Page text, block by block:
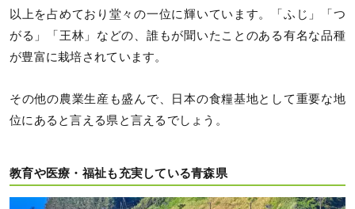
以上を占めており堂々の一位に輝いています。「ふじ」「つ
がる」「王林」などの、誰もが聞いたことのある有名な品種
が豊富に栽培されています。
その他の農業生産も盛んで、日本の食糧基地として重要な地
位にあると言える県と言えるでしょう。
教育や医療・福祉も充実している青森県